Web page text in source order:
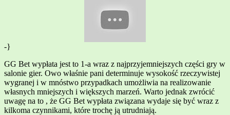
-}
GG Bet wypłata jest to 1-a wraz z najprzyjemniejszych części gry w
salonie gier. Owo właśnie pani determinuje wysokość rzeczywistej
wygranej i w mnóstwo przypadkach umożliwia na realizowanie
własnych mniejszych i większych marzeń. Warto jednak zwrócić
uwagę na to , że GG Bet wypłata związana wydaje się być wraz z
kilkoma czynnikami, które trochę ją utrudniają.